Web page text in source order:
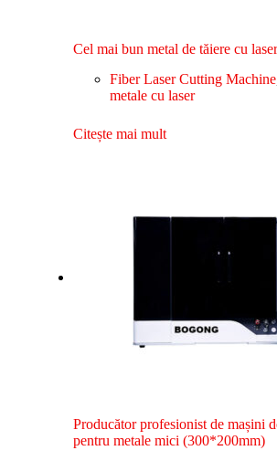
Cel mai bun metal de tăiere cu
Fiber Laser Cutting Machine
metale cu laser
Citește mai mult
Producător profesionist de mașini
pentru metale mici (300*200mm)